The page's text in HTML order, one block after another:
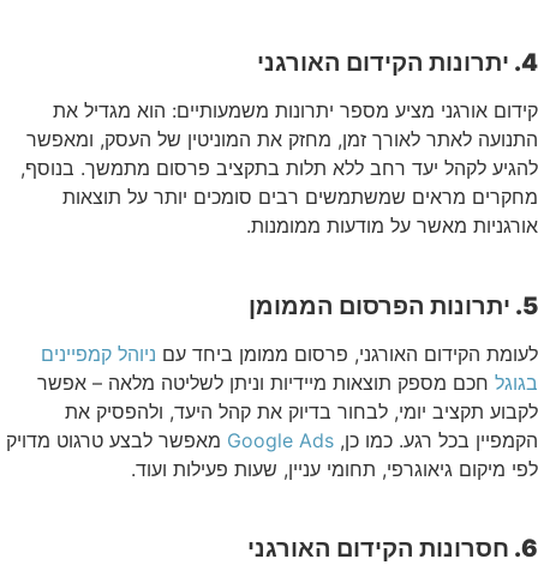
4. יתרונות הקידום האורגני
קידום אורגני מציע מספר יתרונות משמעותיים: הוא מגדיל את
התנועה לאתר לאורך זמן, מחזק את המוניטין של העסק, ומאפשר
להגיע לקהל יעד רחב ללא תלות בתקציב פרסום מתמשך. בנוסף,
מחקרים מראים שמשתמשים רבים סומכים יותר על תוצאות
אורגניות מאשר על מודעות ממומנות.
5. יתרונות הפרסום הממומן
לעומת הקידום האורגני, פרסום ממומן ביחד עם ניוהל קמפיינים
בגוגל חכם מספק תוצאות מיידיות וניתן לשליטה מלאה – אפשר
לקבוע תקציב יומי, לבחור בדיוק את קהל היעד, ולהפסיק את
הקמפיין בכל רגע. כמו כן, Google Ads מאפשר לבצע טרגוט מדויק
לפי מיקום גיאוגרפי, תחומי עניין, שעות פעילות ועוד.
6. חסרונות הקידום האורגני